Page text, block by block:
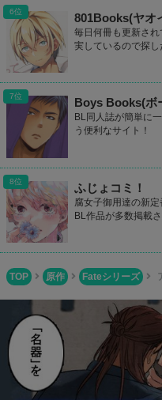
801Books(ヤオ
毎日何冊も更新さ
実しているので探し
Boys Books(ボ
BL同人誌が簡単に
う便利なサイト！
ふじょコミ！
腐女子御用達の新
BL作品が多数掲載
TOP 原作 Fateシリーズ